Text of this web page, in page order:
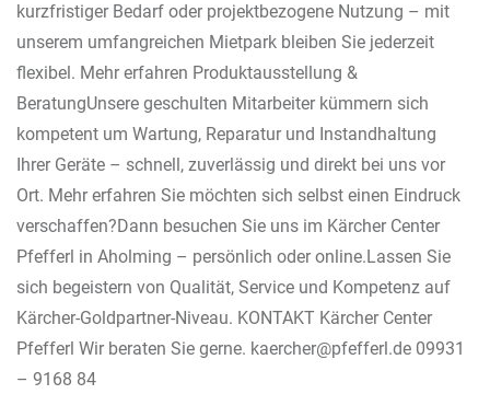
kurzfristiger Bedarf oder projektbezogene Nutzung – mit
unserem umfangreichen Mietpark bleiben Sie jederzeit
flexibel. Mehr erfahren Produktausstellung &
BeratungUnsere geschulten Mitarbeiter kümmern sich
kompetent um Wartung, Reparatur und Instandhaltung
Ihrer Geräte – schnell, zuverlässig und direkt bei uns vor
Ort. Mehr erfahren Sie möchten sich selbst einen Eindruck
verschaffen?Dann besuchen Sie uns im Kärcher Center
Pfefferl in Aholming – persönlich oder online.Lassen Sie
sich begeistern von Qualität, Service und Kompetenz auf
Kärcher-Goldpartner-Niveau. KONTAKT Kärcher Center
Pfefferl Wir beraten Sie gerne. kaercher@pfefferl.de 09931
– 9168 84